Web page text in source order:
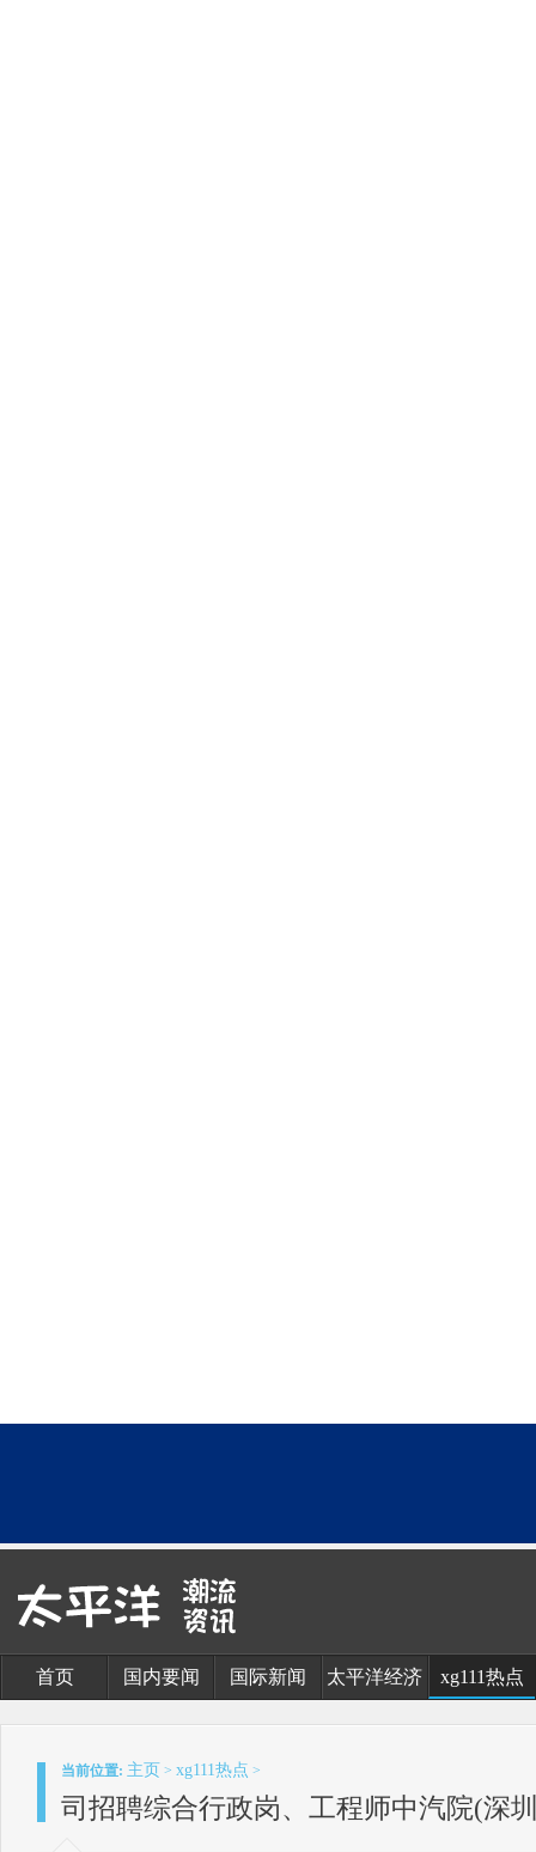
首页 国内要闻 国际新闻 太平洋经济 xg111热点
当前位置: 主页 > xg111热点 >
司招聘综合行政岗、工程师中汽院(深